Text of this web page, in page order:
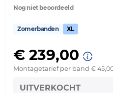
Nog niet beoordeeld
Zomerbanden XL
€ 239,00
Montagetarief per band €
UITVERKOCHT